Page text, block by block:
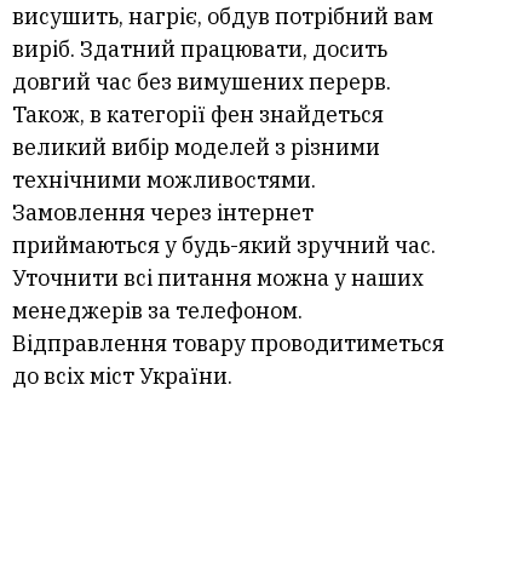
висушить, нагріє, обдув потрібний вам
виріб. Здатний працювати, досить
довгий час без вимушених перерв.
Також, в категорії фен знайдеться
великий вибір моделей з різними
технічними можливостями.
Замовлення через інтернет
приймаються у будь-який зручний час.
Уточнити всі питання можна у наших
менеджерів за телефоном.
Відправлення товару проводитиметься
до всіх міст України.